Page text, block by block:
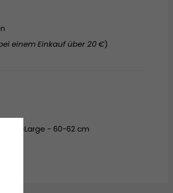
einem Einkauf über 20 €)
X-Large - 60-62 cm